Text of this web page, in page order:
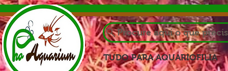
Procure aqui o que
TUDO PARA AQUARIOFILIA